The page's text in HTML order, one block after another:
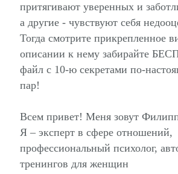
притягивают уверенных и
а другие - чувствуют себя
Тогда смотрите прикрепленное
описании к нему забирайте
файл с 10-ю секретами по-
пар!
Всем привет! Меня зовут
Я – эксперт в сфере отношений,
профессиональный психолог,
тренингов для женщин